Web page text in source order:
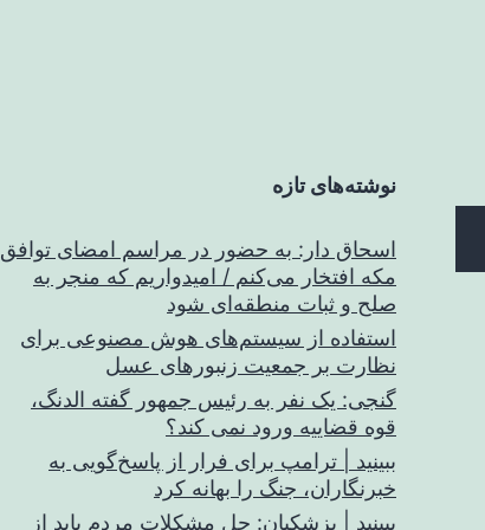
نوشته‌های تازه
اسحاق‌ دار: به حضور در مراسم امضای توافق
مکه افتخار می‌کنم / امیدواریم که منجر به
صلح و ثبات منطقه‌ای شود
استفاده از سیستم‌های هوش مصنوعی برای
نظارت بر جمعیت زنبورهای عسل
گنجی: یک نفر به رئیس جمهور گفته الدنگ،
قوه قضاییه ورود نمی کند؟
ببینید | ترامپ برای فرار از پاسخ‌گویی به
خبرنگاران، جنگ را بهانه کرد
ببینید | پزشکیان: حل مشکلات مردم باید از